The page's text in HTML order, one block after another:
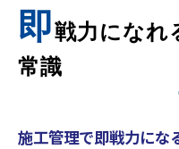
即戦力になれ
常識
施工管理で即戦力にな